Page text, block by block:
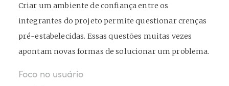
Criar um ambiente de confiança entre os
integrantes do projeto permite questionar crenças
pré-estabelecidas. Essas questões muitas vezes
apontam novas formas de solucionar um problema.
Foco no usuário